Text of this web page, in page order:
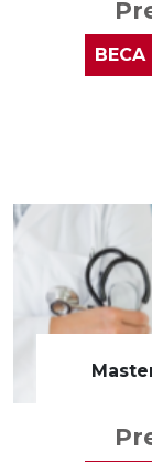
BECA